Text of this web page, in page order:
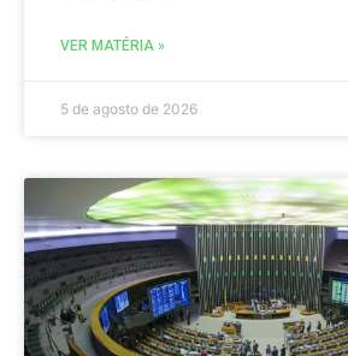
VER MATÉRIA »
5 de agosto de 2026